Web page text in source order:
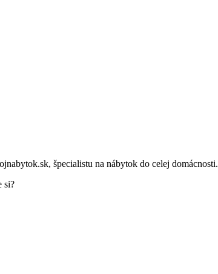
špecialistu na nábytok do celej domácnosti.
si?